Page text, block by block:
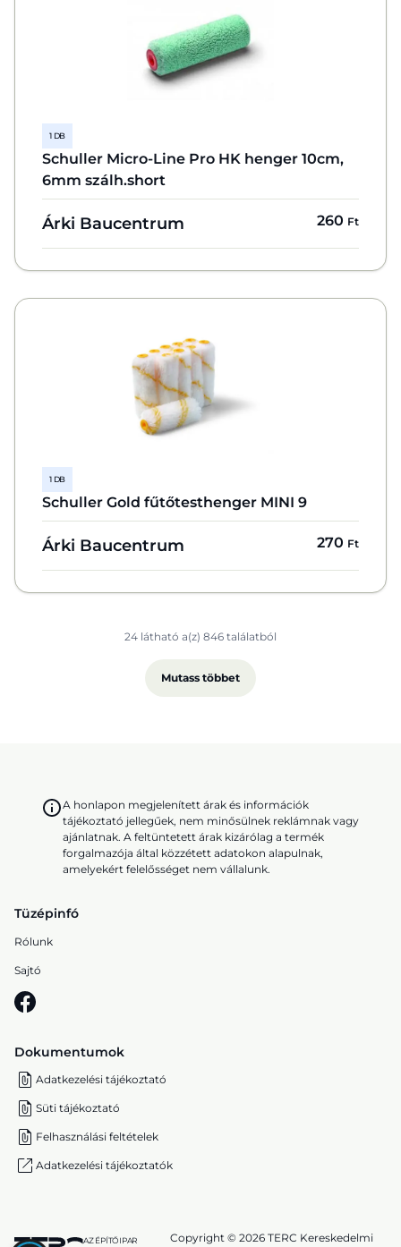
1 DB
Schuller Micro-Line Pro HK henger 10cm,
6mm szálh.short
Árki Baucentrum 260 Ft
1 DB
Schuller Gold fűtőtesthenger MINI 9
Árki Baucentrum 270 Ft
24 látható a(z) 846 találatból
Mutass többet
A honlapon megjelenített árak és információk
tájékoztató jellegűek, nem minősülnek reklámnak vagy
ajánlatnak. A feltüntetett árak kizárólag a termék
forgalmazója által közzétett adatokon alapulnak,
amelyekért felelősséget nem vállalunk.
Tüzépinfó
Rólunk
Sajtó
Dokumentumok
Adatkezelési tájékoztató
Süti tájékoztató
Felhasználási feltételek
Adatkezelési tájékoztatók
AZ ÉPÍTŐIPAR
Copyright © 2026 TERC Kereskedelmi